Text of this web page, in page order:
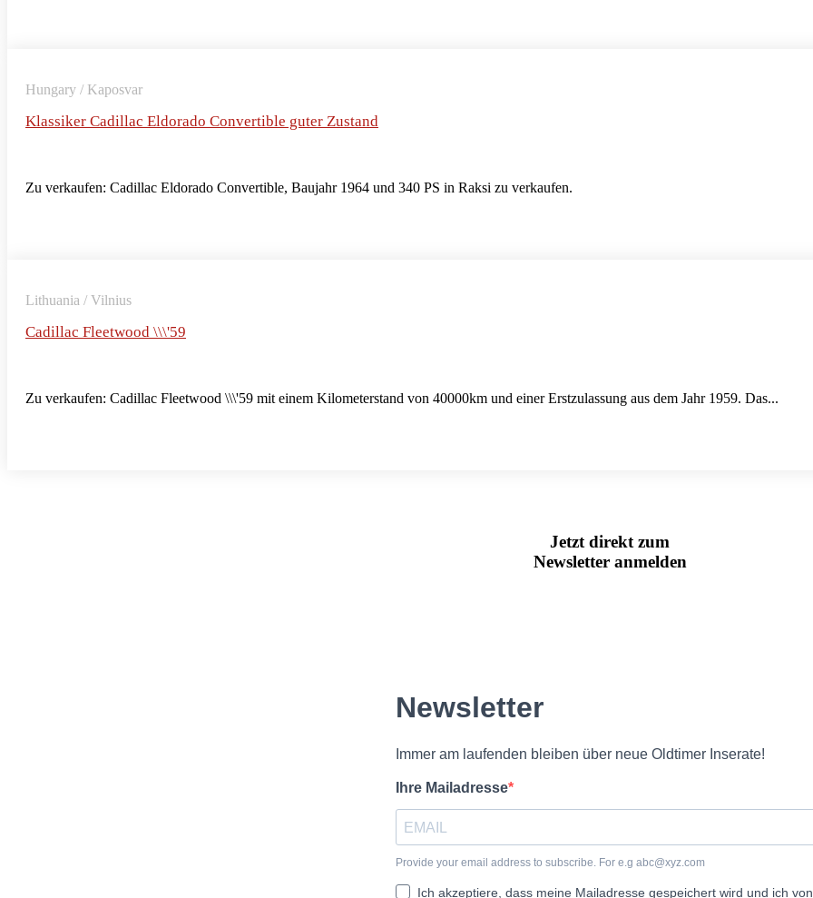
Hungary / Kaposvar
Klassiker Cadillac Eldorado Convertible guter Zustand
Zu verkaufen: Cadillac Eldorado Convertible, Baujahr 1964 und 340 PS in Raksi zu verkaufen.
Lithuania / Vilnius
Cadillac Fleetwood \\\'59
Zu verkaufen: Cadillac Fleetwood \\\'59 mit einem Kilometerstand von 40000km und einer Erstzulassung aus dem Jahr 1959. Das...
Jetzt direkt zum
Newsletter anmelden